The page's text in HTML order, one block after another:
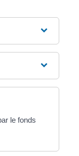
le fonds